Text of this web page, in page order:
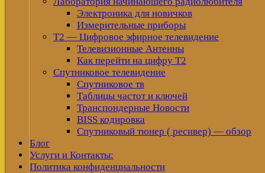
Электроника для новичков
Измерительные приборы
Т2 — Цифровое эфирное телевидение
Телевизионные Антенны
Как перейти на цифру Т2
Спутниковое телевидение
Спутниковое тв
Таблицы частот и ключей
Транспондерные Новости
BISS кодировка
Спутниковый тюнер ( ресивер) — обзор
Блог
Услуги и Контакты:
Политика конфиденциальности